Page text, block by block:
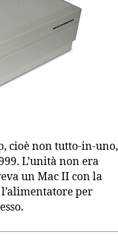
cioè non tutto-in-uno,
L’unità non era
un Mac II con la
per